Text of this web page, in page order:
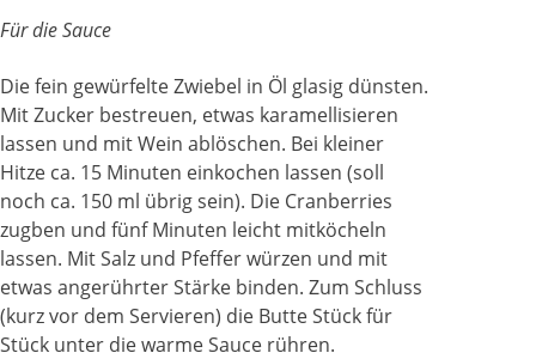
Für die Sauce
Die fein gewürfelte Zwiebel in Öl glasig dünsten.
Mit Zucker bestreuen, etwas karamellisieren
lassen und mit Wein ablöschen. Bei kleiner
Hitze ca. 15 Minuten einkochen lassen (soll
noch ca. 150 ml übrig sein). Die Cranberries
zugben und fünf Minuten leicht mitköcheln
lassen. Mit Salz und Pfeffer würzen und mit
etwas angerührter Stärke binden. Zum Schluss
(kurz vor dem Servieren) die Butte Stück für
Stück unter die warme Sauce rühren.